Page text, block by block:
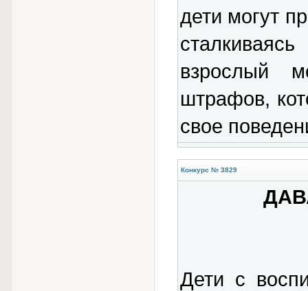
дети могут
взрослый
штрафов,
свое
Конкурс № 3829
Дети с